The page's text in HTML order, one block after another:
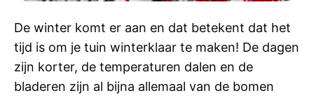
De winter komt er aan en dat betekent dat het
tijd is om je tuin winterklaar te maken! De dagen
zijn korter, de temperaturen dalen en de
bladeren zijn al bijna allemaal van de bomen